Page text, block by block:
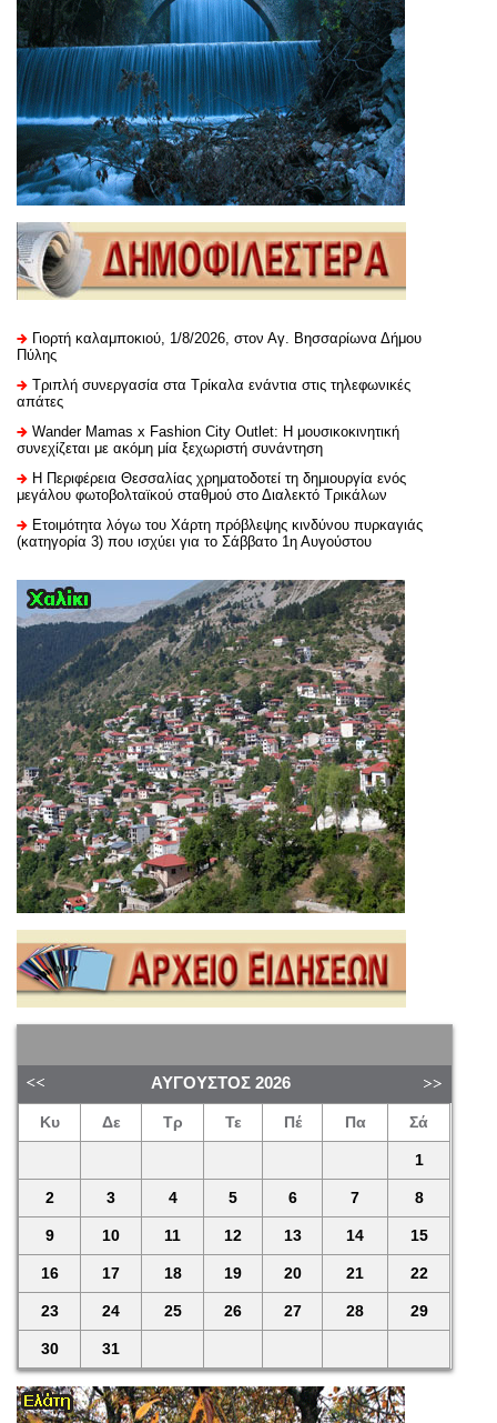
Γιορτή καλαμποκιού, 1/8/2026, στον Αγ. Βησσαρίωνα Δήμου
Πύλης
Τριπλή συνεργασία στα Τρίκαλα ενάντια στις τηλεφωνικές
απάτες
Wander Mamas x Fashion City Outlet: Η μουσικοκινητική
συνεχίζεται με ακόμη μία ξεχωριστή συνάντηση
H Περιφέρεια Θεσσαλίας χρηματοδοτεί τη δημιουργία ενός
μεγάλου φωτοβολταϊκού σταθμού στο Διαλεκτό Τρικάλων
Ετοιμότητα λόγω του Χάρτη πρόβλεψης κινδύνου πυρκαγιάς
(κατηγορία 3) που ισχύει για το Σάββατο 1η Αυγούστου
ΑΎΓΟΥΣΤΟΣ 2026
Κυ Δε Τρ Τε Πέ Πα Σά
1
2 3 4 5 6 7 8
9 10 11 12 13 14 15
16 17 18 19 20 21 22
23 24 25 26 27 28 29
30 31